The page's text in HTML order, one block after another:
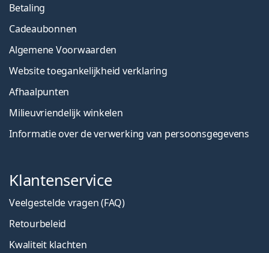
Betaling
Cadeaubonnen
Algemene Voorwaarden
Website toegankelijkheid verklaring
Afhaalpunten
Milieuvriendelijk winkelen
Informatie over de verwerking van persoonsgegevens
Klantenservice
Veelgestelde vragen (FAQ)
Retourbeleid
Kwaliteit klachten